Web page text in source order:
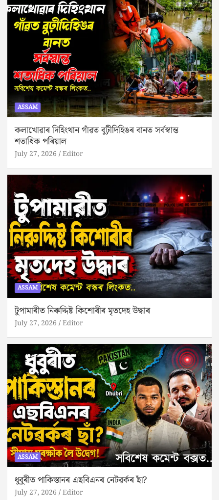
ASSAM
কলাখোৱাৰ দিহিংথান গাঁৱত বুঢ়ীদিহিঙৰ বানত সৰ্বস্বান্ত
শতাধিক পৰিয়াল
July 27, 2026 Editor
ASSAM
টুপামাৰীত নিৰুদ্দিষ্ট কিশোৰীৰ মৃতদেহ উদ্ধাৰ
July 27, 2026 Editor
ASSAM
ধুবুৰীত পাকিস্তানৰ এছবিএনৰ নেটৱৰ্কৰ ছাঁ?
July 27, 2026 Editor